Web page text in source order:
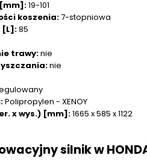
19-101
koszenia:7-stopniowa
[L]:85
trawy:nie
nie
Polipropylen - XENOY
x wys.) [mm]:1665 x 585 x 1122
silnik w